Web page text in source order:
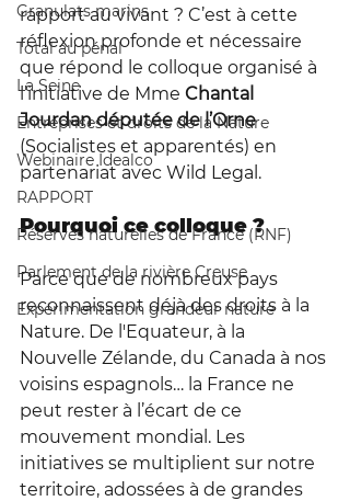
Granulats marins
Total au pénal
La Seine
Entreprises et droits de la Nature
Webinaire Idealco
RAPPORT
Réserves naturelles de France (RNF)
Parlement de la rivière Creuse
Expérimentation grandeur nature
rapport au vivant ? C’est à cette
réflexion profonde et nécessaire
que répond le colloque organisé à
l’initiative de Mme Chantal
Jourdan députée de l’Orne
(Socialistes et apparentés) en
partenariat avec Wild Legal .
Pourquoi ce colloque ?
Parce que de nombreux pays
reconnaissent déjà des droits à la
Nature. De l'Equateur, à la
Nouvelle Zélande, du Canada à nos
voisins espagnols… la France ne
peut rester à l’écart de ce
mouvement mondial. Les
initiatives se multiplient sur notre
territoire, adossées à de grandes